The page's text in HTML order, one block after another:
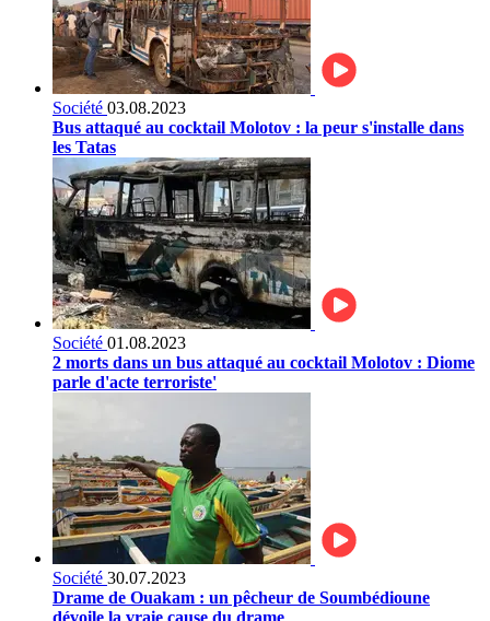
Société 03.08.2023
Bus attaqué au cocktail Molotov : la peur s'installe dans
les Tatas
Société 01.08.2023
2 morts dans un bus attaqué au cocktail Molotov : Diome
parle d'acte terroriste'
Société 30.07.2023
Drame de Ouakam : un pêcheur de Soumbédioune
dévoile la vraie cause du drame